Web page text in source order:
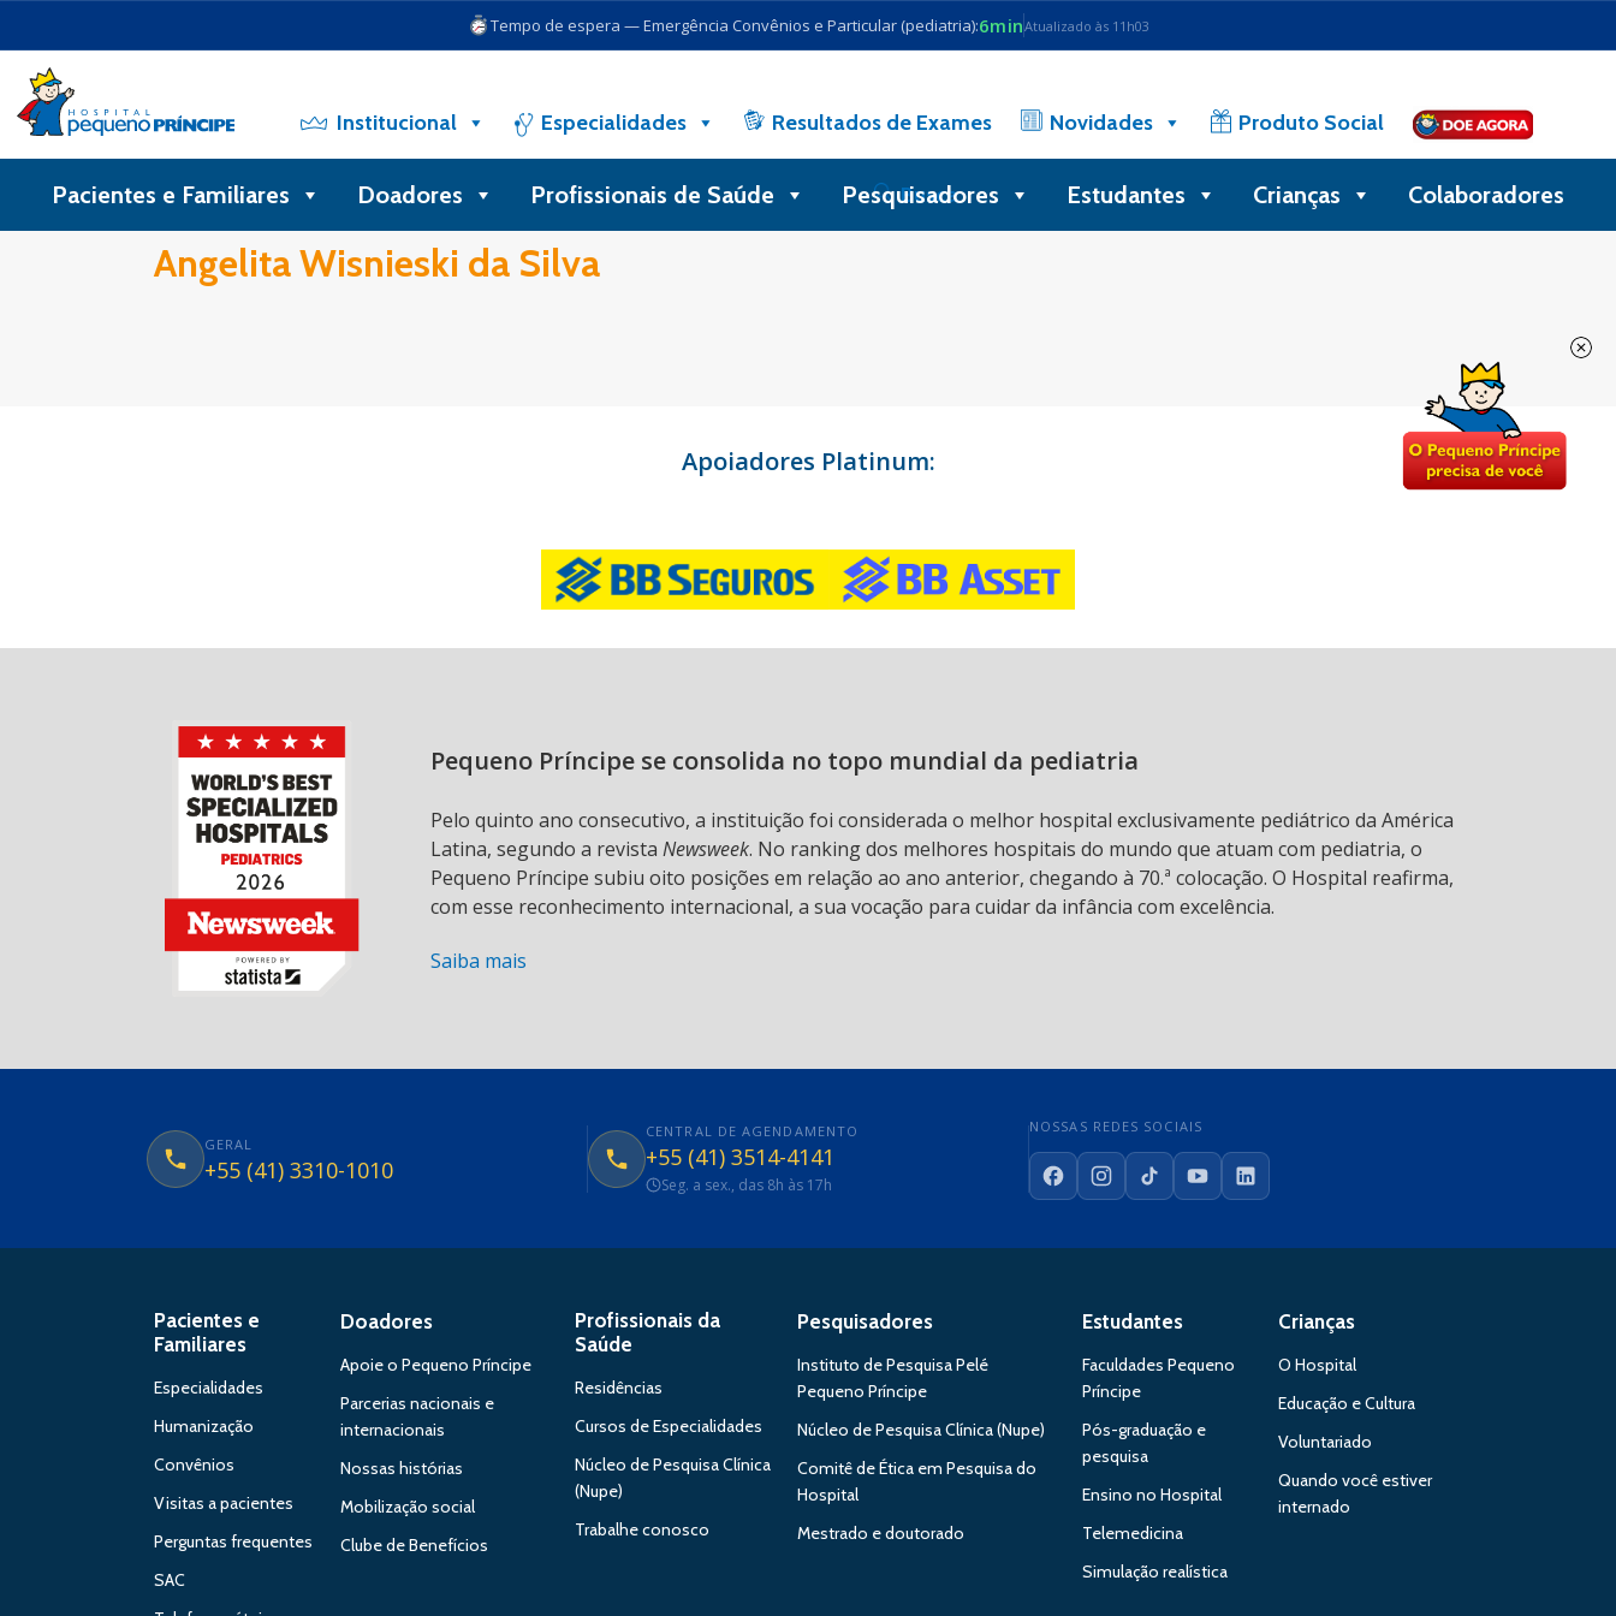
Tempo de espera — Emergência Convênios e Particular (pediatria):6minAtualizado às 11h03
Institucional Especialidades Resultados de Exames Novidades Produto Social
Busca
Pacientes e Familiares Doadores Profissionais de Saúde Pesquisadores Estudantes Crianças Colaboradores
Angelita Wisnieski da Silva
Apoiadores Platinum:
Pequeno Príncipe se consolida no topo mundial da pediatria
Pelo quinto ano consecutivo, a instituição foi considerada o melhor hospital exclusivamente pediátrico da América
Latina, segundo a revista Newsweek. No ranking dos melhores hospitais do mundo que atuam com pediatria, o
Pequeno Príncipe subiu oito posições em relação ao ano anterior, chegando à 70.ª colocação. O Hospital reafirma,
com esse reconhecimento internacional, a sua vocação para cuidar da infância com excelência.
Saiba mais
GERAL
+55 (41) 3310-1010
CENTRAL DE AGENDAMENTO
+55 (41) 3514-4141
Seg. a sex., das 8h às 17h
NOSSAS REDES SOCIAIS
FacebookInstagram
TikTokYouTubeLinkedIn
Pacientes e
Familiares
Especialidades
Humanização
Convênios
Visitas a pacientes
Perguntas frequentes
SAC
Doadores
Apoie o Pequeno Príncipe
Parcerias nacionais e
internacionais
Nossas histórias
Mobilização social
Clube de Benefícios
Profissionais da
Saúde
Residências
Cursos de Especialidades
Núcleo de Pesquisa Clínica
(Nupe)
Trabalhe conosco
Pesquisadores
Instituto de Pesquisa Pelé
Pequeno Príncipe
Núcleo de Pesquisa Clínica (Nupe)
Comitê de Ética em Pesquisa do
Hospital
Mestrado e doutorado
Estudantes
Faculdades Pequeno
Príncipe
Pós-graduação e
pesquisa
Ensino no Hospital
Telemedicina
Simulação realística
Crianças
O Hospital
Educação e Cultura
Voluntariado
Quando você estiver
internado